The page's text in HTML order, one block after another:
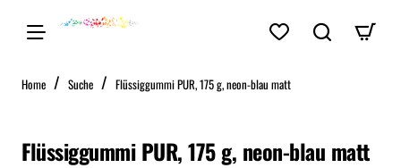
Home home Suche Flüssiggummi PUR, 175 g, neon-blau matt
Flüssiggummi PUR, 175 g, neon-blau matt